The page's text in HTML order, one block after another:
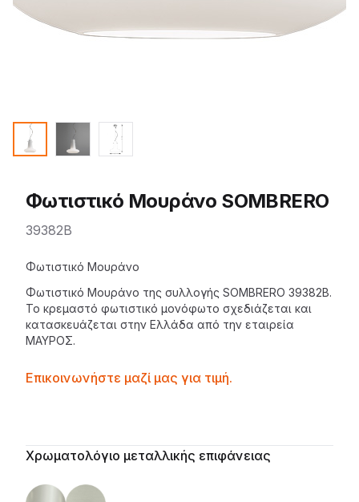
Φωτιστικό Μουράνο SOMBRERO
39382B
Description
Φωτιστικό Μουράνο
Φωτιστικό Μουράνο της συλλογής SOMBRERO 39382B.
Το κρεμαστό φωτιστικό μονόφωτο σχεδιάζεται και
κατασκευάζεται στην Ελλάδα από την εταιρεία
ΜΑΥΡΟΣ.
Contactprice
Επικοινωνήστε μαζί μας για τιμή.
Additional details
Χρωματολόγιο μεταλλικής επιφάνειας